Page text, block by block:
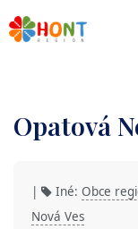
Opatová
| Iné: Obce
Nová Ves